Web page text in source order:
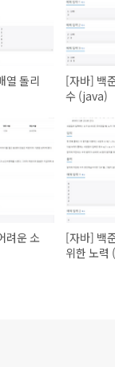
열 돌리
[자바] 백
수 (java)
려운 소
[자바] 백
위한 노력